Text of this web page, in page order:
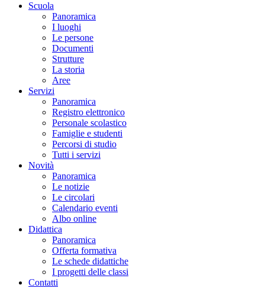
Scuola
Panoramica
I luoghi
Le persone
Documenti
Strutture
La storia
Aree
Servizi
Panoramica
Registro elettronico
Personale scolastico
Famiglie e studenti
Percorsi di studio
Tutti i servizi
Novità
Panoramica
Le notizie
Le circolari
Calendario eventi
Albo online
Didattica
Panoramica
Offerta formativa
Le schede didattiche
I progetti delle classi
Contatti